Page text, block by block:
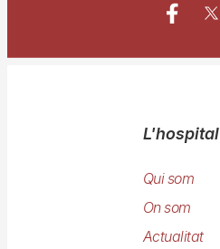
NavegacióL'hospital
Qui som
On som
Actualitat